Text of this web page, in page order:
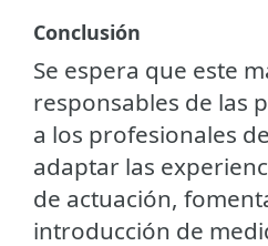
Conclusión
Se espera que este
responsables de las
a los profesionales
adaptar las
de actuación,
introducción de